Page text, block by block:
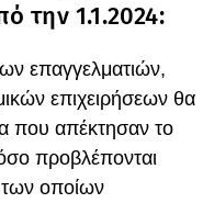
την 1.1.2024:
επαγγελματιών,
επιχειρήσεων θα
που απέκτησαν το
προβλέπονται
των οποίων